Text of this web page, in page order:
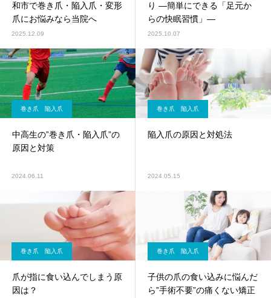
和市で巻き爪・陥入爪・変形
爪にお悩みなら当院へ
2025.12.09
り ―簡単にできる「足元か
らの快眠習慣」―
2025.10.07
巻き爪 陥入爪
中高生の”巻き爪・陥入爪”の
原因と対策
2024.06.11
巻き爪 陥入爪
陥入爪の原因と対処法
2024.05.15
巻き爪 陥入爪
爪が指に食い込んでしまう原
因は？
巻き爪 陥入爪
子供の爪の食い込みに悩んだ
ら”手術不要”の痛くない矯正